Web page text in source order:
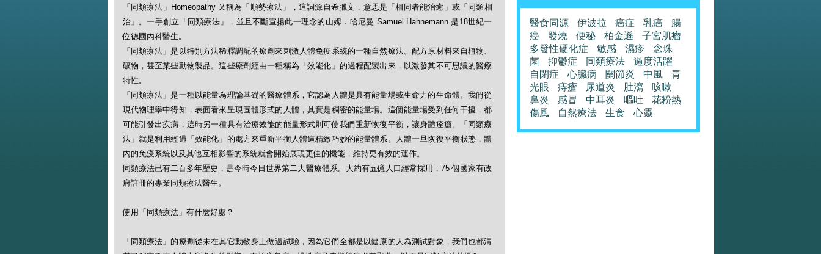
「同類療法」Homeopathy 又稱為「順勢療法」，這詞源自希臘文，意思是「相同者能治癒」或「同類相
治」。一手創立「同類療法」，並且不斷宣揚此一理念的山姆．哈尼曼 Samuel Hahnemann 是18世紀一
位德國內科醫生。
「同類療法」是以特別方法稀釋調配的療劑來刺激人體免疫系統的一種自然療法。配方原材料來自植物、
礦物，甚至某些動物製品。這些療劑經由一種稱為「效能化」的過程配製出來，以激發其不可思議的醫療
特性。
「同類療法」是一種以能量為理論基礎的醫療體系，它認為人體是具有能量場或生命力的生命體。我們從
現代物理學中得知，表面看來呈現固體形式的人體，其實是稠密的能量場。這個能量場受到任何干擾，都
可能引發出疾病，這時另一種具有治療效能的能量形式則可使我們重新恢復平衡，讓身體痊癒。「同類療
法」就是利用經過「效能化」的處方來重新平衡人體這精緻巧妙的能量體系。人體一旦恢復平衡狀態，體
內的免疫系統以及其他互相影響的系統就會開始展現更佳的機能，維持更有效的運作。
同類療法已有二百多年歴史，是今時今日世界第二大醫療體系。大約有五億人口經常採用，75 個國家有政
府註冊的專業同類療法醫生。
使用「同類療法」有什麽好處？
「同類療法」的療劑從未在其它動物身上做過試驗，因為它們全都是以健康的人為測試對象，我們也都清
醫食同源 伊波拉 癌症 乳癌
腸
癌
發燒 便秘 柏金遜
子宮肌瘤
多發性硬化症
敏感 濕疹
念珠
菌
抑鬱症 同類療法
過度活躍
自閉症
心臟病 關節炎 中風
青
光眼
痔瘡 尿道炎 肚瀉
咳嗽
鼻炎
感冒 中耳炎 嘔吐
花粉熱
傷風
自然療法 生食 心靈